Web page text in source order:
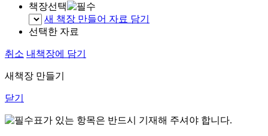
책장선택
새 책장 만들어 자료 담기
선택한 자료
취소 내책장에 담기
새책장 만들기
닫기
표가 있는 항목은 반드시 기재해 주셔야 합니다.